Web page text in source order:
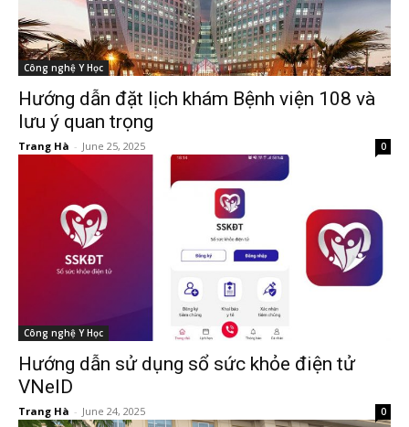
Công nghệ Y Học
Hướng dẫn đặt lịch khám Bệnh viện 108 và
lưu ý quan trọng
Trang Hà - June 25, 2025 0
Công nghệ Y Học
Hướng dẫn sử dụng sổ sức khỏe điện tử
VNeID
Trang Hà - June 24, 2025 0